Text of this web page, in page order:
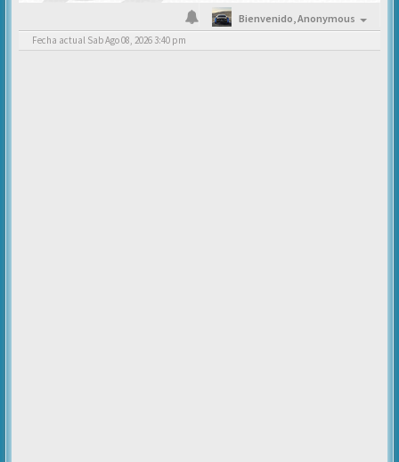
Bienvenido,Anonymous
Fecha actual Sab Ago 08, 2026 3:40 pm